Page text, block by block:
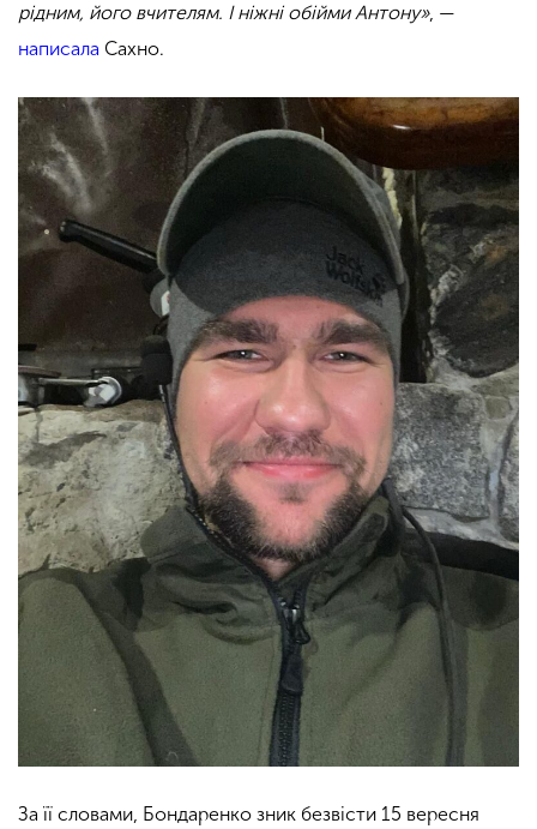
рідним, його вчителям. І ніжні обійми Антону», —
написала Сахно.
За її словами, Бондаренко зник безвісти 15 вересня